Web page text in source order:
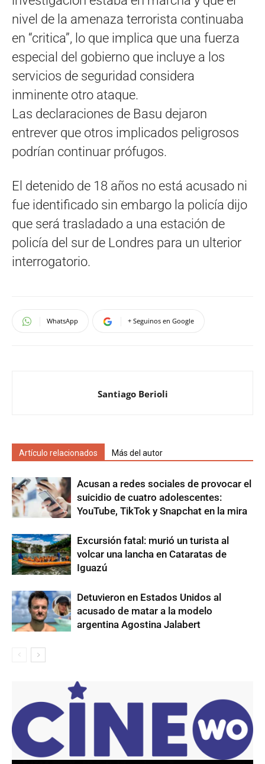
nivel de la amenaza terrorista continuaba
en “critica”, lo que implica que una fuerza
especial del gobierno que incluye a los
servicios de seguridad considera
inminente otro ataque.
Las declaraciones de Basu dejaron
entrever que otros implicados peligrosos
podrían continuar prófugos.
El detenido de 18 años no está acusado ni
fue identificado sin embargo la policía dijo
que será trasladado a una estación de
policía del sur de Londres para un ulterior
interrogatorio.
WhatsApp + Seguinos en Google
Santiago Berioli
Artículo relacionados Más del autor
Acusan a redes sociales de provocar el
suicidio de cuatro adolescentes:
YouTube, TikTok y Snapchat en la mira
Excursión fatal: murió un turista al
volcar una lancha en Cataratas de
Iguazú
Detuvieron en Estados Unidos al
acusado de matar a la modelo
argentina Agostina Jalabert